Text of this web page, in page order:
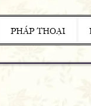
PHÁP THOẠI